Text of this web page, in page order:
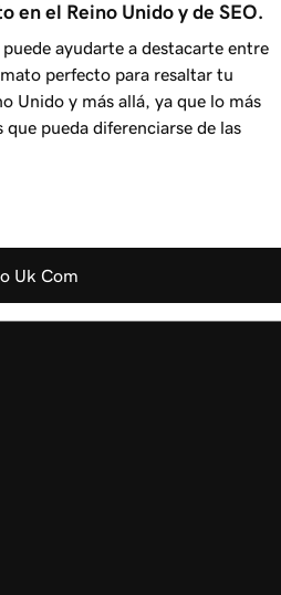
en el Reino Unido y de SEO.
puede ayudarte a destacarte entre
perfecto para resaltar tu
Unido y más allá, ya que lo más
pueda diferenciarse de las
Uk Com